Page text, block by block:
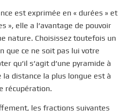
est exprimée en « durées » et
», elle a l’avantage de pouvoir
nature. Choisissez toutefois un
que ce ne soit pas lui votre
qu’il s’agit d’une pyramide à
distance la plus longue est à
récupération.
les fractions suivantes